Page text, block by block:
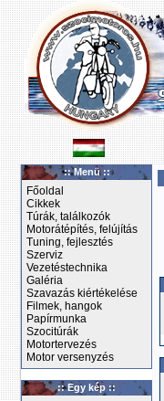
:: Menü ::
Főoldal
Cikkek
Túrák, találkozók
Motorátépítés, felújítás
Tuning, fejlesztés
Szerviz
Vezetéstechnika
Galéria
Szavazás kiértékelése
Filmek, hangok
Papírmunka
Szocitúrák
Motortervezés
Motor versenyzés
:: Egy kép ::